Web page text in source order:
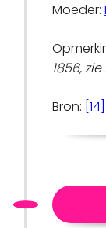
Moeder:
1856,
Bron: [14]